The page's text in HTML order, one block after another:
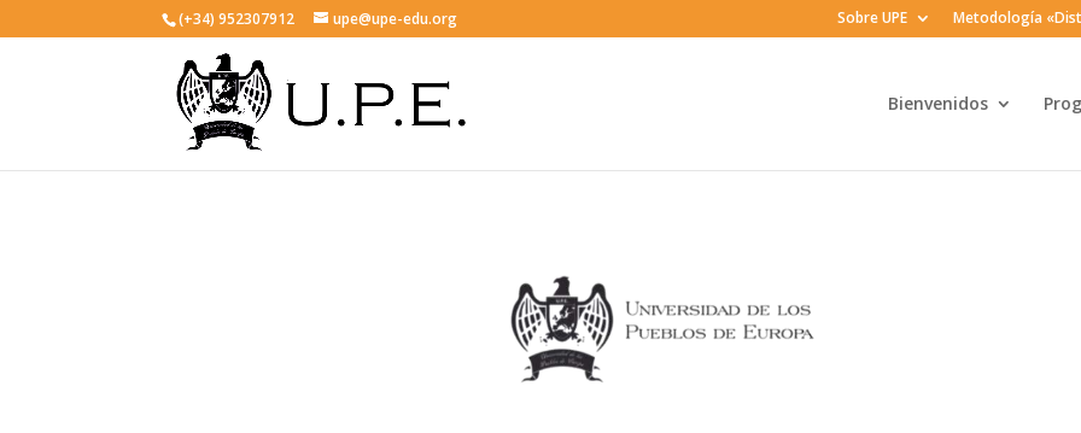
(+34) 952307912 upe@upe-edu.org Sobre UPE Metodología
Bienvenidos